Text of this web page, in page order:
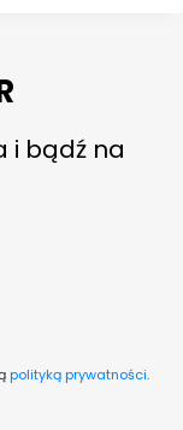
i bądź na
polityką prywatności.